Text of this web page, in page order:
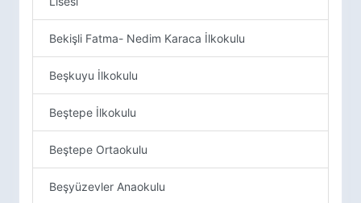
Bekişli Fatma- Nedim Karaca İlkokulu
Beşkuyu İlkokulu
Beştepe İlkokulu
Beştepe Ortaokulu
Beşyüzevler Anaokulu